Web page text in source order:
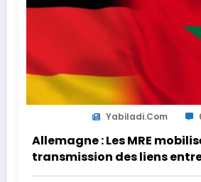
Yabiladi.com
Allemagne : Les MRE
transmission des liens
générations